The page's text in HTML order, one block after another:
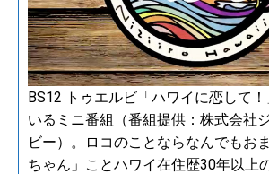
BS12 トゥエルビ「ハワイに恋して
いるミニ番組（番組提供：株式会社
ビー）。ロコのことならなんでもお
ちゃん」ことハワイ在住歴30年以上